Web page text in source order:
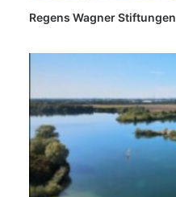
Regens Wagner Stiftungen